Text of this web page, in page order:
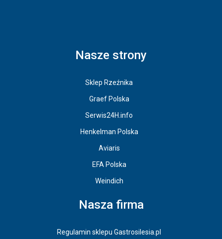
Nasze strony
Sklep Rzeźnika
Graef Polska
Serwis24H.info
Henkelman Polska
Aviaris
EFA Polska
Weindich
Nasza firma
Regulamin sklepu Gastrosilesia.pl